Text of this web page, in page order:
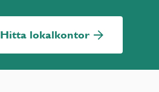
Hitta lokalkontor